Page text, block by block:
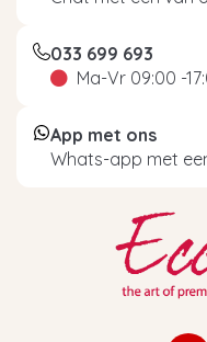
033 699 693
Ma-Vr 09:00 -
App met ons
Whats-app met